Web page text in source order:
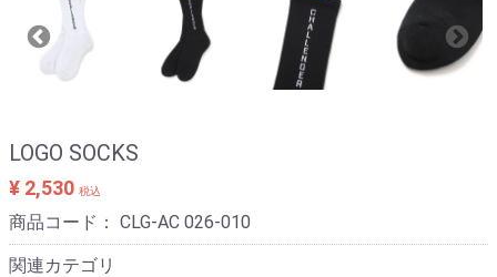
LOGO SOCKS
¥ 2,530 税込
商品コード： CLG-AC 026-010
関連カテゴリ